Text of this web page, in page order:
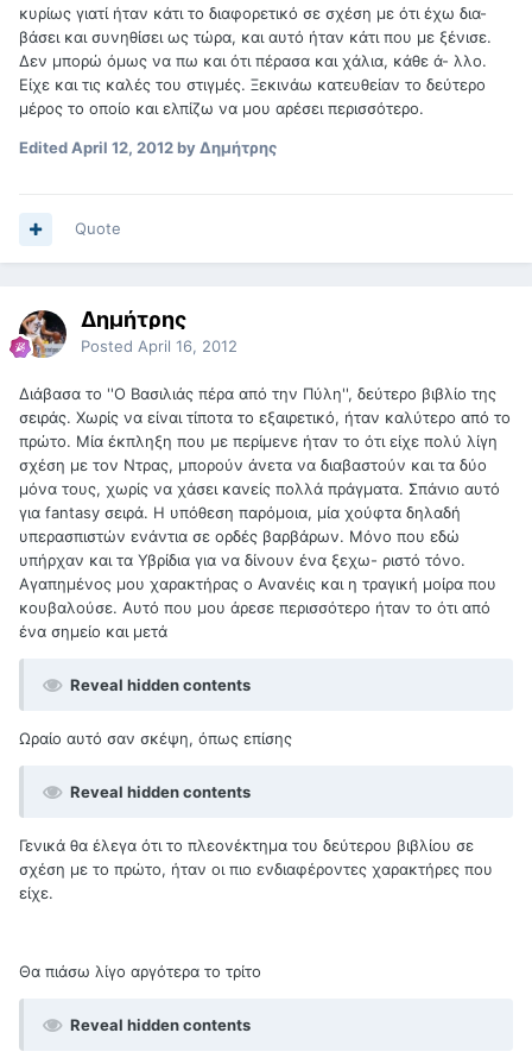
κυρίως γιατί ήταν κάτι το διαφορετικό σε σχέση με ότι έχω δια-
βάσει και συνηθίσει ως τώρα, και αυτό ήταν κάτι που με ξένισε.
Δεν μπορώ όμως να πω και ότι πέρασα και χάλια, κάθε ά- λλο.
Είχε και τις καλές του στιγμές. Ξεκινάω κατευθείαν το δεύτερο
μέρος το οποίο και ελπίζω να μου αρέσει περισσότερο.
EditedApril 12, 2012by Δημήτρης
Quote
Δημήτρης
Posted April 16, 2012
Διάβασα το ''Ο Βασιλιάς πέρα από την Πύλη'', δεύτερο βιβλίο της
σειράς. Χωρίς να είναι τίποτα το εξαιρετικό, ήταν καλύτερο από το
πρώτο. Μία έκπληξη που με περίμενε ήταν το ότι είχε πολύ λίγη
σχέση με τον Ντρας, μπορούν άνετα να διαβαστούν και τα δύο
μόνα τους, χωρίς να χάσει κανείς πολλά πράγματα. Σπάνιο αυτό
για fantasy σειρά. Η υπόθεση παρόμοια, μία χούφτα δηλαδή
υπερασπιστών ενάντια σε ορδές βαρβάρων. Μόνο που εδώ
υπήρχαν και τα Υβρίδια για να δίνουν ένα ξεχω- ριστό τόνο.
Αγαπημένος μου χαρακτήρας ο Ανανέις και η τραγική μοίρα που
κουβαλούσε. Αυτό που μου άρεσε περισσότερο ήταν το ότι από
ένα σημείο και μετά
Reveal hidden contents
Ωραίο αυτό σαν σκέψη, όπως επίσης
Reveal hidden contents
Γενικά θα έλεγα ότι το πλεονέκτημα του δεύτερου βιβλίου σε
σχέση με το πρώτο, ήταν οι πιο ενδιαφέροντες χαρακτήρες που
είχε.
Θα πιάσω λίγο αργότερα το τρίτο
Reveal hidden contents